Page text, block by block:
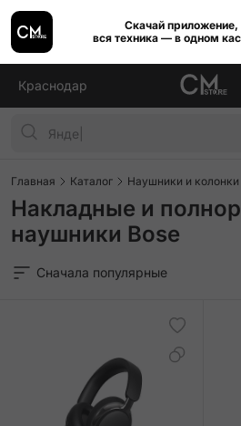
Скачай приложение,
вся техника — в одном
Краснодар
Главная Каталог Наушники и колонки
Накладные и
наушники Bose
Сначала популярные